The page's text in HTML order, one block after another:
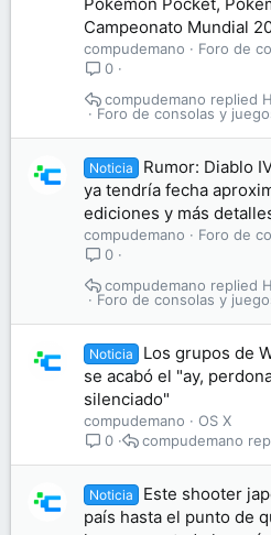
Campeonato Mundial
compudemano
Foro de
0
Foro de consolas y
compudemano
Noticia
Rumor: Diablo
ya tendría fecha
ediciones y más
compudemano
Foro de
0
Foro de consolas y
compudemano
Noticia
Los grupos de
se acabó el "ay,
silenciado"
compudemano
OS X
0
compudemano
Noticia
Este shooter
país hasta el punto de